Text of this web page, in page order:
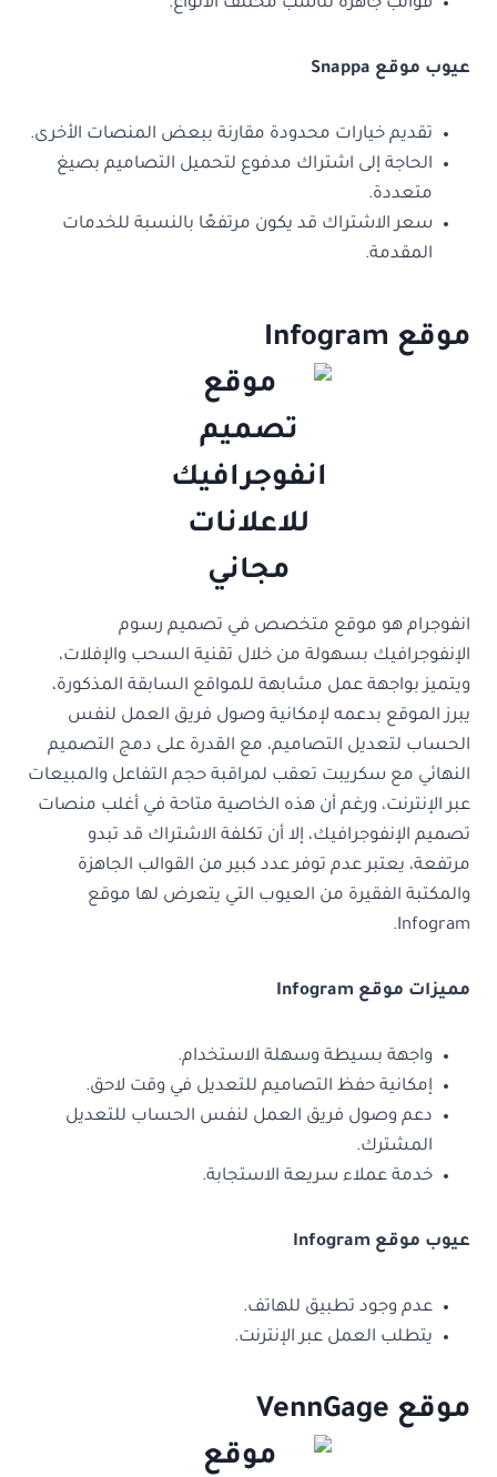
قوالب جاهزة تناسب مختلف الأنواع.
عيوب موقع Snappa
تقديم خيارات محدودة مقارنة ببعض المنصات الأخرى.
الحاجة إلى اشتراك مدفوع لتحميل التصاميم بصيغ
متعددة.
سعر الاشتراك قد يكون مرتفعًا بالنسبة للخدمات
المقدمة.
موقع Infogram
انفوجرام هو موقع متخصص في تصميم رسوم
الإنفوجرافيك بسهولة من خلال تقنية السحب والإفلات،
ويتميز بواجهة عمل مشابهة للمواقع السابقة المذكورة،
يبرز الموقع بدعمه لإمكانية وصول فريق العمل لنفس
الحساب لتعديل التصاميم، مع القدرة على دمج التصميم
النهائي مع سكريبت تعقب لمراقبة حجم التفاعل والمبيعات
عبر الإنترنت، ورغم أن هذه الخاصية متاحة في أغلب منصات
تصميم الإنفوجرافيك، إلا أن تكلفة الاشتراك قد تبدو
مرتفعة، يعتبر عدم توفر عدد كبير من القوالب الجاهزة
والمكتبة الفقيرة من العيوب التي يتعرض لها موقع
Infogram.
مميزات موقع Infogram
واجهة بسيطة وسهلة الاستخدام.
إمكانية حفظ التصاميم للتعديل في وقت لاحق.
دعم وصول فريق العمل لنفس الحساب للتعديل
المشترك.
خدمة عملاء سريعة الاستجابة.
عيوب موقع Infogram
عدم وجود تطبيق للهاتف.
يتطلب العمل عبر الإنترنت.
موقع VennGage